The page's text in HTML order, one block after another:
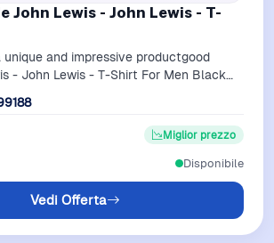
John Lewis - John Lewis - T-
unique and impressive productgood
- John Lewis - T-Shirt For Men Black
Miglior prezzo
Vedi Offerta
Disponibile